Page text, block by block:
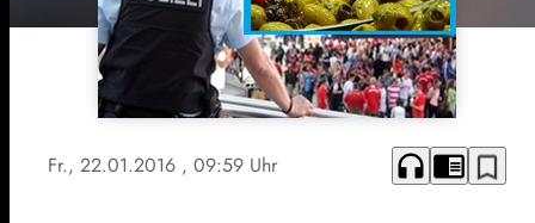
Fr., 22.01.2016 , 09:59 Uhr headphones chrome_reader_mode bookmark_border